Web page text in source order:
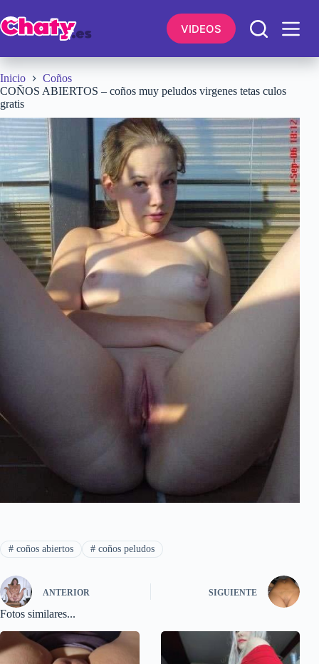
al
contenido
VIDEOS
Inicio
Coños
COÑOS ABIERTOS – coños muy peludos virgenes tetas culos
gratis
#coños abiertos #coños peludos
ANTERIOR SIGUIENTE
Fotos similares...